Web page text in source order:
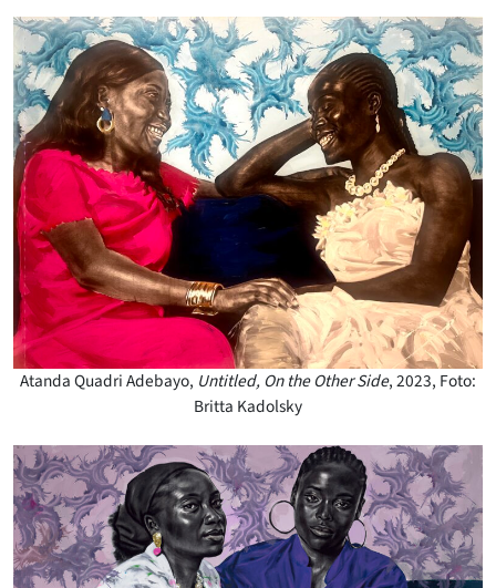
Atanda Quadri Adebayo, Untitled, On the Other Side, 2023, Foto:
Britta Kadolsky